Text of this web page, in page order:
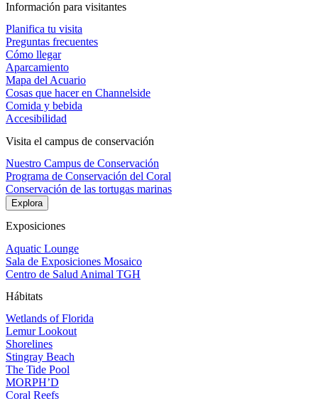
Información para visitantes
Planifica tu visita
Preguntas frecuentes
Cómo llegar
Aparcamiento
Mapa del Acuario
Cosas que hacer en Channelside
Comida y bebida
Accesibilidad
Visita el campus de conservación
Nuestro Campus de Conservación
Programa de Conservación del Coral
Conservación de las tortugas marinas
Explora
Exposiciones
Aquatic Lounge
Sala de Exposiciones Mosaico
Centro de Salud Animal TGH
Hábitats
Wetlands of Florida
Lemur Lookout
Shorelines
Stingray Beach
The Tide Pool
MORPH’D
Coral Reefs